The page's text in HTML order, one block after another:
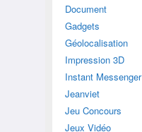
Document
Gadgets
Géolocalisation
Impression 3D
Instant Messenger
Jeanviet
Jeu Concours
Jeux Vidéo